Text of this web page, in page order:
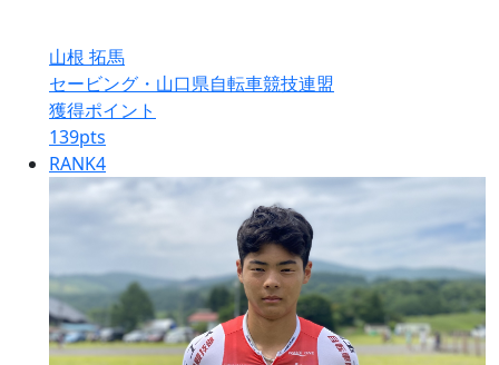
山根 拓馬
セービング・山口県自転車競技連盟
獲得ポイント
139pts
RANK4